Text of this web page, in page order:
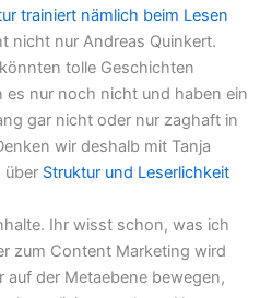
trainiert nämlich beim Lesen
nicht nur Andreas Quinkert.
tolle Geschichten
es nur noch nicht und haben ein
gar nicht oder nur zaghaft in
wir deshalb mit Tanja
über Struktur und Leserlichkeit
Ihr wisst schon, was ich
zum Content Marketing wird
auf der Metaebene bewegen,